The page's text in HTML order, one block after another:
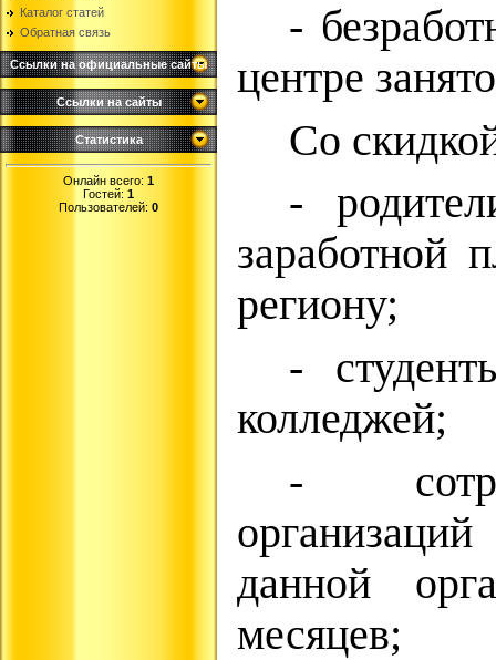
Каталог статей
Обратная связь
Ссылки на официальные сайты
Ссылки на сайты
Статистика
Онлайн всего: 1
Гостей: 1
Пользователей: 0
-
центре
Со
-
заработной
региону;
-
колледжей;
-
данной
месяцев;